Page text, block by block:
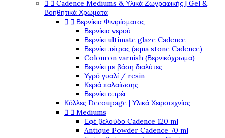
  Cadence Mediums & Υλικά Ζωγραφικής | Gel &
Βοηθητικά Χρώματα
  Βερνίκια Φινιρίσματος
Βερνίκια νερού
Βερνίκι ultimate glaze Cadence
Βερνίκι πέτρας (aqua stone Cadence)
Colouron varnish (Βερνικόχρωμα)
Βερνίκι με βάση διαλύτες
Υγρό γυαλί / resin
Κεριά παλαίωσης
Βερνίκι σπρέι
Κόλλες Decoupage | Υλικά Χειροτεχνίας
  Mediums
Εφέ βελούδο Cadence 120 ml
Antique Powder Cadence 70 ml